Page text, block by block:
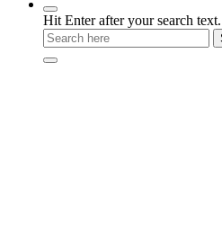
Hit Enter after your search text.